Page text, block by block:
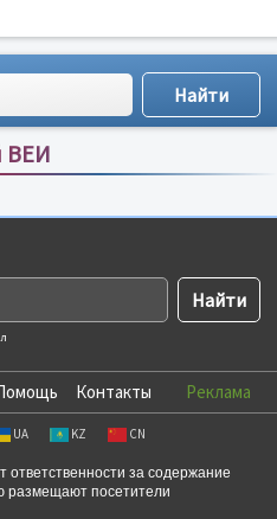
ВЕИ
по:имени;рейтингу;отзывам
Контакты Реклама
UA KZ CN
ответственности за содержание
размещают посетители